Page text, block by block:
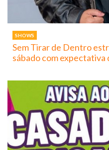
SHOWS
Sem Tirar de Dentro
sábado com expectativa